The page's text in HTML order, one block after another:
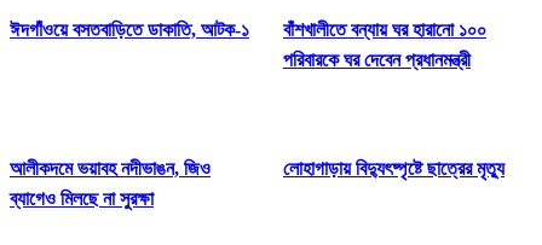
ঈদগাঁওয়ে বসতবাড়িতে ডাকাতি, আটক-১
বাঁশখালীতে বন্যায় ঘর হারানো ১০০
পরিবারকে ঘর দেবেন প্রধানমন্ত্রী
আলীকদমে ভয়াবহ নদীভাঙন, জিও
ব্যাগেও মিলছে না সুরক্ষা
লোহাগাড়ায় বিদ্যুৎষ্পৃষ্টে ছাত্রের মৃত্যু